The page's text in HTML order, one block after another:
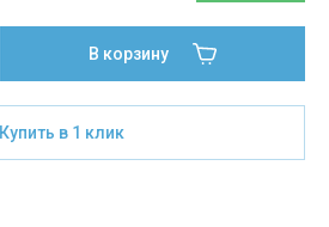
В корзину
Купить в 1 клик